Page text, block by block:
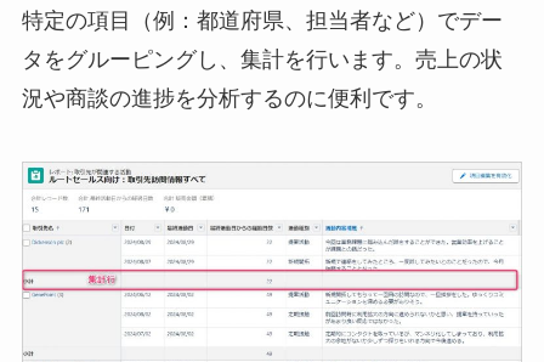
特定の項目（例：都道府県、担当者など）でデー
タをグルーピングし、集計を行います。売上の状
況や商談の進捗を分析するのに便利です。